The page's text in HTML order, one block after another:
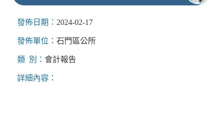
發佈日期： 2024-02-17
發佈單位： 石門區公所
類 別： 會計報告
詳細內容：